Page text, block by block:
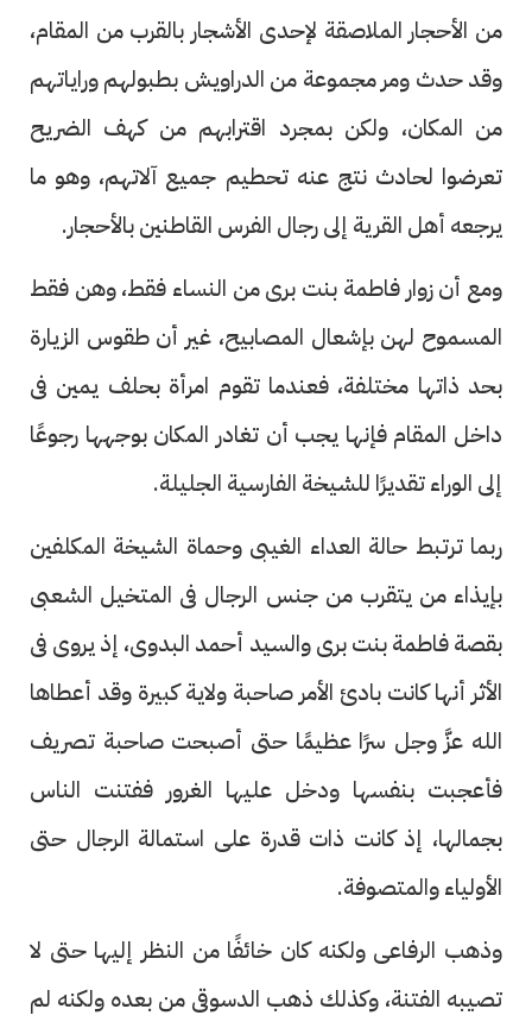
من الأحجار الملاصقة لإحدى الأشجار بالقرب من المقام،
وقد حدث ومر مجموعة من الدراويش بطبولهم وراياتهم
من المكان، ولكن بمجرد اقترابهم من كهف الضريح
تعرضوا لحادث نتج عنه تحطيم جميع آلاتهم، وهو ما
يرجعه أهل القرية إلى رجال الفرس القاطنين بالأحجار.
ومع أن زوار فاطمة بنت برى من النساء فقط، وهن فقط
المسموح لهن بإشعال المصابيح، غير أن طقوس الزيارة
بحد ذاتها مختلفة، فعندما تقوم امرأة بحلف يمين فى
داخل المقام فإنها يجب أن تغادر المكان بوجهها رجوعًا
إلى الوراء تقديرًا للشيخة الفارسية الجليلة.
ربما ترتبط حالة العداء الغيبى وحماة الشيخة المكلفين
بإيذاء من يتقرب من جنس الرجال فى المتخيل الشعبى
بقصة فاطمة بنت برى والسيد أحمد البدوى، إذ يروى فى
الأثر أنها كانت بادئ الأمر صاحبة ولاية كبيرة وقد أعطاها
الله عزَّ وجل سرًا عظيمًا حتى أصبحت صاحبة تصريف
فأعجبت بنفسها ودخل عليها الغرور ففتنت الناس
بجمالها، إذ كانت ذات قدرة على استمالة الرجال حتى
الأولياء والمتصوفة.
وذهب الرفاعى ولكنه كان خائفًا من النظر إليها حتى لا
تصيبه الفتنة، وكذلك ذهب الدسوقى من بعده ولكنه لم